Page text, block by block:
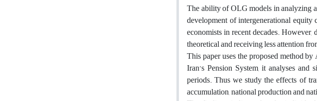
The ability of OLG models in analyzing
development of intergenerational equity
economists in recent decades.
theoretical and receiving less attention
This paper uses the proposed method
Iran’s Pension System, it analyses
periods. Thus we study the effects of
accumulation, national production and